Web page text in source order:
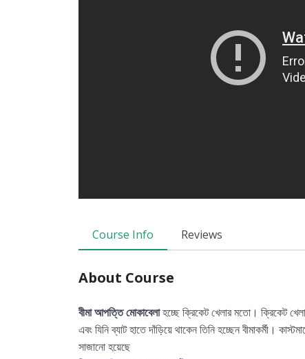
Course Info Reviews
About Course
বীমা আপত্তি মোকাবেলাহচ্ছে ক্রিকেট খেলার মতো। ক্রিকেট
এবং যিনি ব্যাট হাতে দাঁড়িয়ে থাকেন তিনি হচ্ছেন বীমাকর্মী।
সাজানো হয়েছে